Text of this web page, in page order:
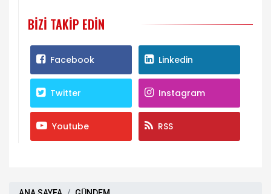
BIZI TAKIP EDIN
Facebook Linkedin
Twitter Instagram
Youtube RSS